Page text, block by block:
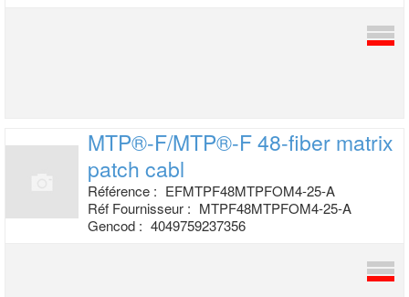
MTP®-F/MTP®-F 48-fiber matrix
patch cabl
Référence : EFMTPF48MTPFOM4-25-A
Réf Fournisseur : MTPF48MTPFOM4-25-A
Gencod : 4049759237356